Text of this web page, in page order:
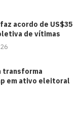
acordo de US$35
de vítimas
transforma
em ativo eleitoral